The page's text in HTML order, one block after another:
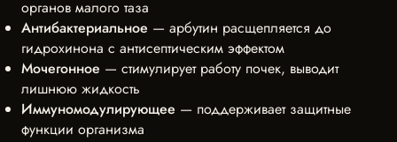
органов малого таза
Антибактериальное — арбутин расщепляется до
гидрохинона с антисептическим эффектом
Мочегонное — стимулирует работу почек, выводит
лишнюю жидкость
Иммуномодулирующее — поддерживает защитные
функции организма